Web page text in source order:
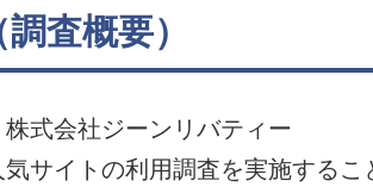
査概要）
式会社ジーンリバティー
サイトの利用調査を実施する